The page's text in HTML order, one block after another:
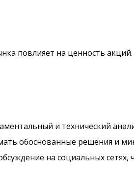
повлияет на ценность акций.
и технический
обоснованные решения и
на социальных сетях,